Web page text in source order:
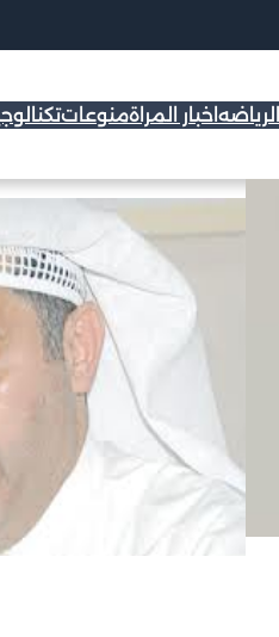
الرياضه اخبار المراةمنوعات